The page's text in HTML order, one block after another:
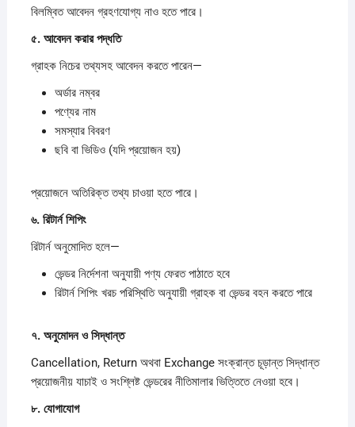
বিলম্বিত আবেদন গ্রহণযোগ্য নাও হতে পারে।
৫. আবেদনকরারপদ্ধতি
গ্রাহক নিচের তথ্যসহ আবেদন করতে পারেন—
অর্ডার নম্বর
পণ্যের নাম
সমস্যার বিবরণ
ছবি বা ভিডিও (যদি প্রয়োজন হয়)
প্রয়োজনে অতিরিক্ত তথ্য চাওয়া হতে পারে।
৬. রিটার্নশিপিং
রিটার্ন অনুমোদিত হলে—
ভেন্ডর নির্দেশনা অনুযায়ী পণ্য ফেরত পাঠাতে হবে
রিটার্ন শিপিং খরচ পরিস্থিতি অনুযায়ী গ্রাহক বা ভেন্ডর বহন করতে পারে
৭. অনুমোদনওসিদ্ধান্ত
Cancellation, Return অথবা Exchange সংক্রান্ত চূড়ান্ত সিদ্ধান্ত
প্রয়োজনীয় যাচাই ও সংশ্লিষ্ট ভেন্ডরের নীতিমালার ভিত্তিতে নেওয়া হবে।
৮. যোগাযোগ